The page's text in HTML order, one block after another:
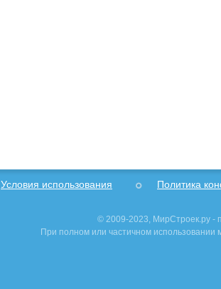
Условия использования Политика
© 2009-2023, МирСтроек.ру -
При полном или частичном использовании